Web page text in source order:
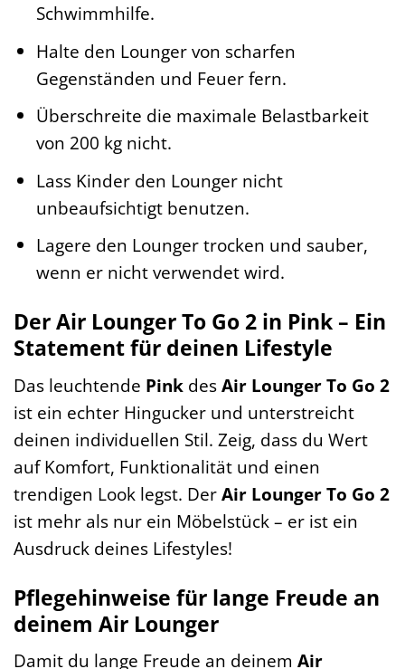
Schwimmhilfe.
Halte den Lounger von scharfen
Gegenständen und Feuer fern.
Überschreite die maximale Belastbarkeit
von 200 kg nicht.
Lass Kinder den Lounger nicht
unbeaufsichtigt benutzen.
Lagere den Lounger trocken und sauber,
wenn er nicht verwendet wird.
Der Air Lounger To Go 2 in Pink – Ein
Statement für deinen Lifestyle
Das leuchtende Pink desAir Lounger To Go 2
ist ein echter Hingucker und unterstreicht
deinen individuellen Stil. Zeig, dass du Wert
auf Komfort, Funktionalität und einen
trendigen Look legst. DerAir Lounger To Go 2
ist mehr als nur ein Möbelstück – er ist ein
Ausdruck deines Lifestyles!
Pflegehinweise für lange Freude an
deinem Air Lounger
Damit du lange Freude an deinem Air